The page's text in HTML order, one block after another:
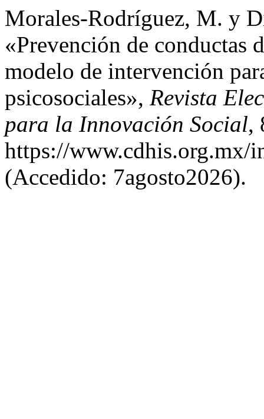
Morales-Rodríguez, M. y
«Prevención de conductas
modelo de intervención
psicosociales», Revista
para la Innovación Social,
https://www.cdhis.org.mx/
(Accedido: 7agosto2026).